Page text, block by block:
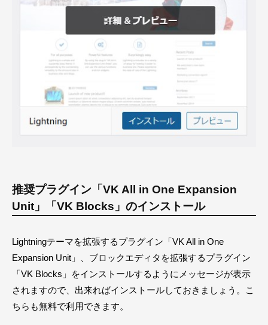
推奨プラグイン「VK All in One Expansion
Unit」「VK Blocks」のインストール
Lightningテーマを拡張するプラグイン「VK All in One
Expansion Unit」、ブロックエディタを拡張するプラグイン
「VK Blocks」をインストールするようにメッセージが表示
されますので、出来ればインストールしておきましょう。こ
ちらも無料で利用できます。